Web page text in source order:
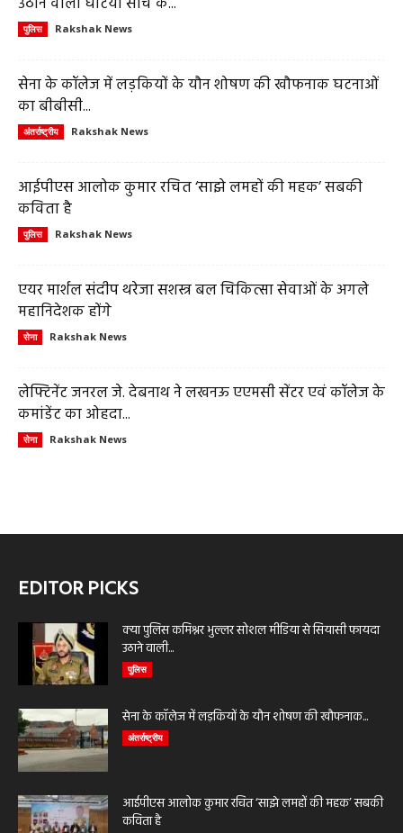
पुलिस Rakshak News
सेना के कॉलेज में लड़कियों के यौन शोषण की खौफनाक घटनाओं
का बीबीसी...
अंतर्राष्ट्रीय Rakshak News
आईपीएस आलोक कुमार रचित ‘साझे लमहों की महक’ सबकी
कविता है
पुलिस Rakshak News
एयर मार्शल संदीप थरेजा सशस्त्र बल चिकित्सा सेवाओं के अगले
महानिदेशक होंगे
सेना Rakshak News
लेफ्टिनेंट जनरल जे. देबनाथ ने लखनऊ एएमसी सेंटर एवं कॉलेज के
कमांडेंट का ओहदा...
सेना Rakshak News
EDITOR PICKS
क्या पुलिस कमिश्नर भुल्लर सोशल मीडिया से सियासी फायदा
उठाने वाली...
पुलिस
सेना के कॉलेज में लड़कियों के यौन शोषण की खौफनाक...
अंतर्राष्ट्रीय
आईपीएस आलोक कुमार रचित ‘साझे लमहों की महक’ सबकी
कविता है